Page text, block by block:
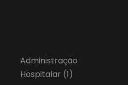
Administração
Hospitalar (1)